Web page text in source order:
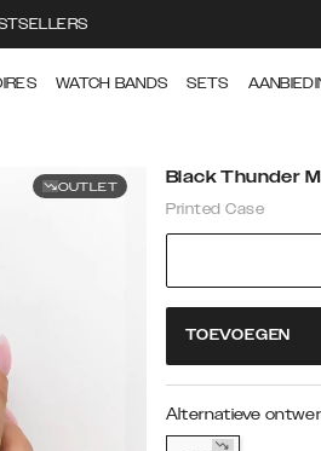
WATCH BANDS SETS
OUTLET Black Thunder
Printed Case
TOEVOEGEN
Alternatieve